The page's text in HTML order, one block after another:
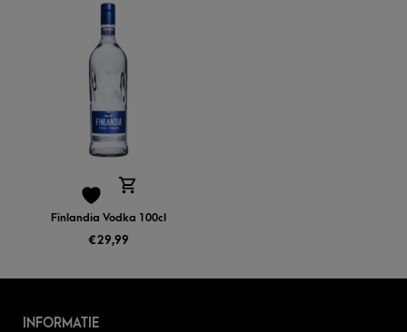
Finlandia Vodka 100cl
€29,99
INFORMATIE